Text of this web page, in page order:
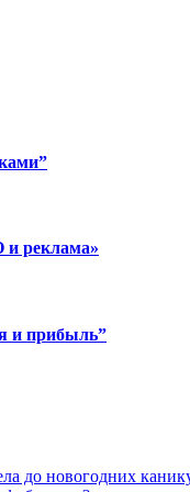
и реклама»
и прибыль”
до новогодних